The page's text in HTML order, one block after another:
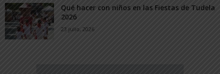
Qué hacer con niños en las Fiestas de Tudela
2026
23 julio, 2026